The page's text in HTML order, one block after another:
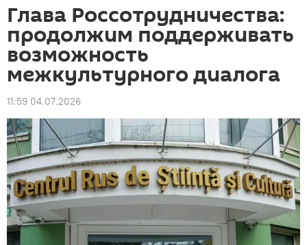
Глава Россотрудничества:
продолжим поддерживать
возможность
межкультурного диалога
11:59 04.07.2026